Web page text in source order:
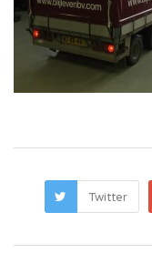
Twitter